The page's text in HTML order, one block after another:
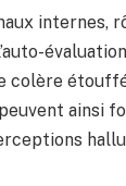
internes,
colère
ainsi